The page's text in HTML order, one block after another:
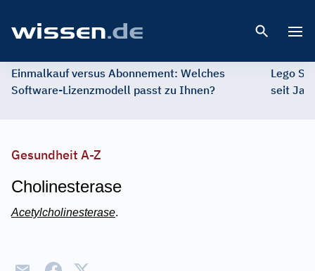
Einmalkauf versus Abonnement: Welches
Software-Lizenzmodell passt zu Ihnen?
Lego
seit
Gesundheit A-Z
Cholinesterase
Acetylcholinesterase.